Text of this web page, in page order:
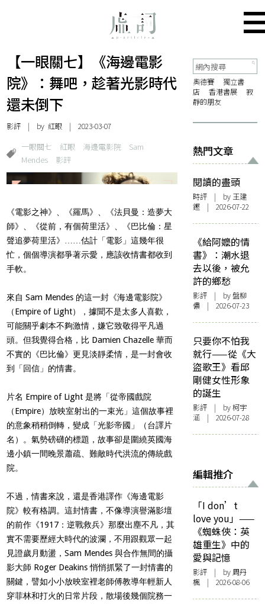
【一眼關七】《海邊電影
院》：舞吧，趁著光影時代
還未倒下
影評 | by紅眼 | 2023-03-07
一眼關七 紅眼 海邊電影院
Sam
Mendes
影評
《電影之神》、《羅馬》、《法貝曼：造夢大
師》、《從前，有個荷里活》、《巴比倫：星
聲追夢荷里活》……估計「電影」這幾年很
忙，個個導演都爭著示愛，應該收情書都收到
手軟。
來自 Sam Mendes 的這一封《海邊電影院》
（Empire of Light），據聞不是太多人喜歡，
可能關乎劇本不夠激情，嫌它致敬得平凡過
頭。但我覺得合格，比 Damien Chazelle 華而
不實的《巴比倫》更見淡靜柔情，是一封會收
到「回信」的情書。
片名 Empire of Light 是將「從帝國戲院
（Empire）放映室射出的一束光」這個故事裡
的意象稍稍倒轉，變成「光影帝國」（台譯片
名）。氣勢磅礴的標題，故事卻是圍繞英國海
邊小鎮一間晚景蕭疏、難敵時代洪流的傳統戲
院。
不過，情書來說，還是香港譯作《海邊電影
院》較有格調。這封情書，不像導演譽滿影壇
的前作《1917：逆戰救兵》那麼出塵不凡，其
實不需要歷經大時代的波瀾，不用跟觀眾一起
見證歲月動盪，Sam Mendes 與合作無間的攝
影大師 Roger Deakins 悄悄抓緊了一封情書的
關鍵，譬如小小放映室裡老師傅教導年輕新人
穿菲林和打火的日常片段，散場後幾個院務一
奧德賽
獨立書
店
香港書展
寂
靜的朋友
熱門文章
閱讀的盡頭
時評 | by 王建
鏗 | 2026-07-22
《給阿嬤的情
書》：潮水退
去以後，被允
許的鄉愁
影評 | by 盤柳
儂 | 2026-07-23
只要你不怕我
就行——從《大
盜歌王》看邱
剛健女性形象
的誕生
影評 | by 柯宇
涵 | 2026-07-28
編輯推介
「I don’t
love you」——
《蜘蛛俠：英
雄重生》中的
愛與記憶
影評 | by周丹
楓 | 2026-08-06